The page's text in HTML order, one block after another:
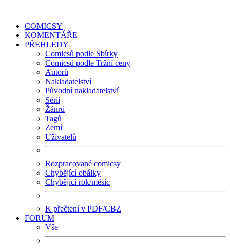
COMICSY
KOMENTÁŘE
PŘEHLEDY
Comicsů podle Sbírky
Comicsů podle Tržní ceny
Autorů
Nakladatelství
Původní nakladatelství
Sérií
Žánrů
Tagů
Zemí
Uživatelů
Rozpracované comicsy
Chybějící obálky
Chybějící rok/měsíc
K přečtení v PDF/CBZ
FORUM
Vše